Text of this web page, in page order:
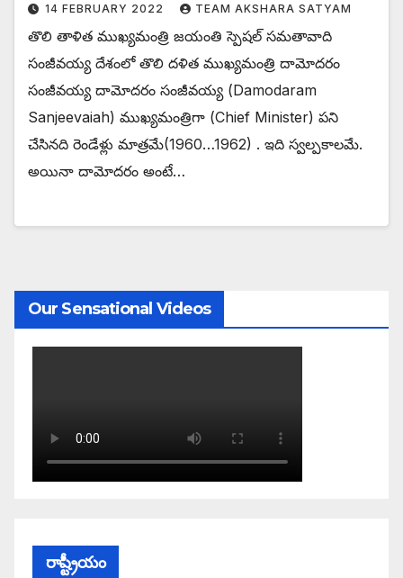
14 FEBRUARY 2022 TEAM AKSHARA SATYAM
తొలి తాళిత ముఖ్యమంత్రి జయంతి స్పెషల్ సమతావాది
సంజీవయ్య దేశంలో తొలి దళిత ముఖ్యమంత్రి దామోదరం
సంజీవయ్య దామోదరం సంజీవయ్య (Damodaram
Sanjeevaiah) ముఖ్యమంత్రిగా (Chief Minister) పని
చేసినది రెండేళ్లు మాత్రమే(1960…1962) . ఇది స్వల్పకాలమే.
అయినా దామోదరం అంటే…
Our Sensational Videos
రాష్ట్రీయం